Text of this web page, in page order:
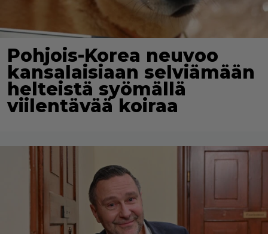
Pohjois-Korea neuvoo
kansalaisiaan selviämään
helteistä syömällä
viilentävää koiraa